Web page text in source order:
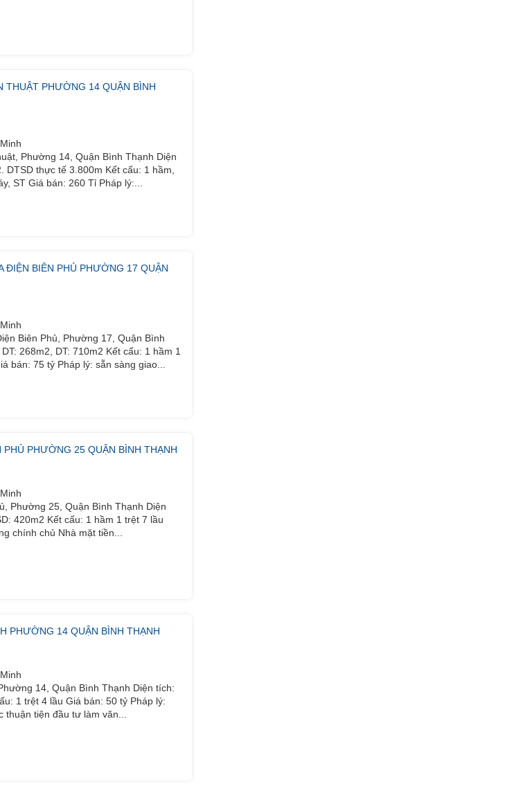
THUẬT PHƯỜNG 14 QUẬN BÌNH
Phường 14, Quận Bình Thạnh Diện
thực tế 3.800m Kết cấu: 1 hầm,
ST Giá bán: 260 Tỉ Pháp lý:...
ĐIỆN BIÊN PHỦ PHƯỜNG 17 QUẬN
Biên Phủ, Phường 17, Quận Bình
268m2, DT: 710m2 Kết cấu: 1 hầm 1
bán: 75 tỷ Pháp lý: sẵn sàng giao...
PHỦ PHƯỜNG 25 QUẬN BÌNH THẠNH
Phường 25, Quận Bình Thạnh Diện
420m2 Kết cấu: 1 hầm 1 trệt 7 lầu
chính chủ Nhà mặt tiền...
PHƯỜNG 14 QUẬN BÌNH THẠNH
14, Quận Bình Thạnh Diện tích:
1 trệt 4 lầu Giá bán: 50 tỷ Pháp lý:
tiện đầu tư làm văn...